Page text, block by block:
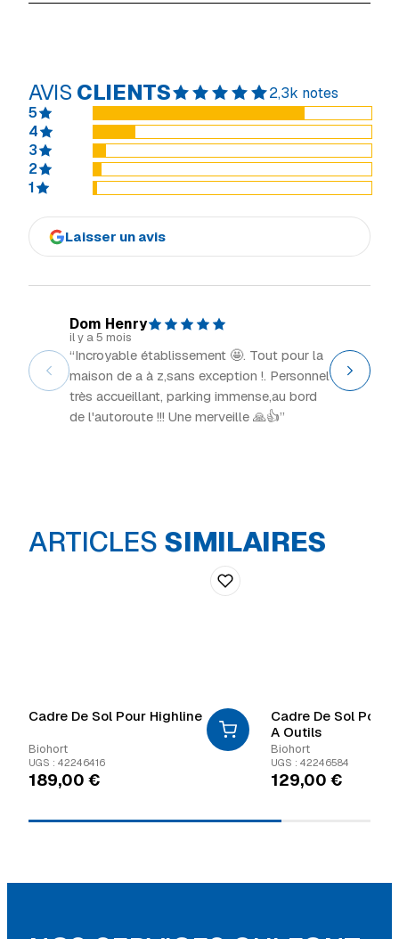
AVIS CLIENTS
2,3k notes
5
4
3
2
1
Laisser un avis
Dom Henry
il y a 5 mois
“Incroyable établissement 🤩. Tout pour la
maison de a à z,sans exception !. Personnel
très accueillant, parking immense,au bord
de l'autoroute !!! Une merveille 🙏👍”
“Grand
ARTICLES SIMILAIRES
Cadre De Sol Pour Highline
Biohort
UGS : 42246416
189,00 €
Cadre De Sol Pour
A Outils
Biohort
UGS : 42246584
129,00 €